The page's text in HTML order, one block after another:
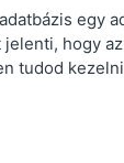
egy
hogy
tudod